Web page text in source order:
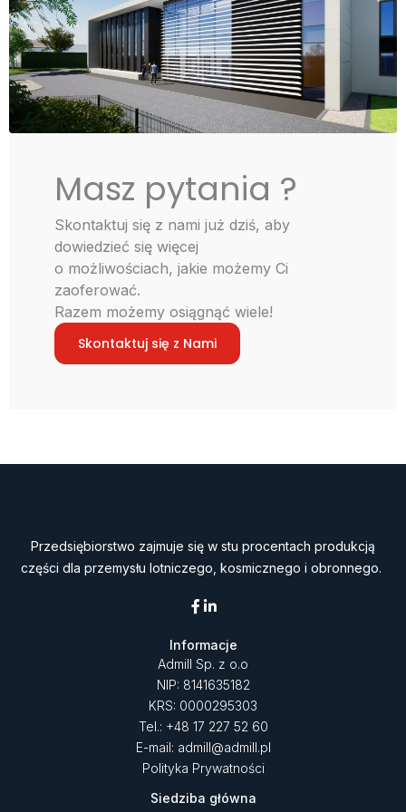
Masz pytania ?
Skontaktuj się z nami już dziś, aby
dowiedzieć się więcej
o możliwościach, jakie możemy Ci
zaoferować.
Razem możemy osiągnąć wiele!
Skontaktuj się z Nami
Przedsiębiorstwo zajmuje się w stu procentach produkcją
części dla przemysłu lotniczego, kosmicznego i obronnego.
Informacje
Admill Sp. z o.o
NIP: 8141635182
KRS: 0000295303
Tel.: +48 17 227 52 60
E-mail: admill@admill.pl
Polityka Prywatności
Siedziba główna